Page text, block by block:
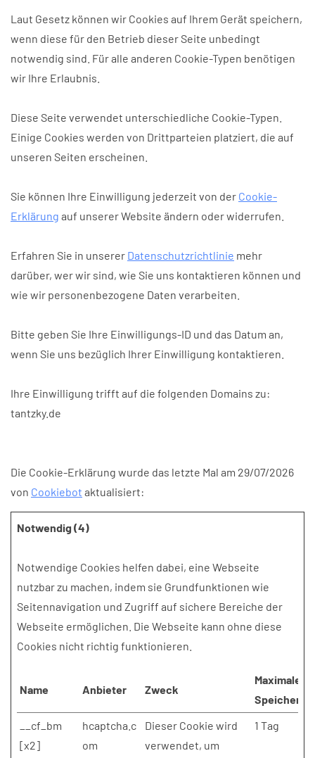
Laut Gesetz können wir Cookies auf Ihrem Gerät speichern,
wenn diese für den Betrieb dieser Seite unbedingt
notwendig sind. Für alle anderen Cookie-Typen benötigen
wir Ihre Erlaubnis.
Diese Seite verwendet unterschiedliche Cookie-Typen.
Einige Cookies werden von Drittparteien platziert, die auf
unseren Seiten erscheinen.
Sie können Ihre Einwilligung jederzeit von der Cookie-
Erklärung auf unserer Website ändern oder widerrufen.
Erfahren Sie in unserer Datenschutzrichtlinie mehr
darüber, wer wir sind, wie Sie uns kontaktieren können und
wie wir personenbezogene Daten verarbeiten.
Bitte geben Sie Ihre Einwilligungs-ID und das Datum an,
wenn Sie uns bezüglich Ihrer Einwilligung kontaktieren.
Ihre Einwilligung trifft auf die folgenden Domains zu:
tantzky.de
Die Cookie-Erklärung wurde das letzte Mal am 29/07/2026
von Cookiebot aktualisiert:
Notwendig (4)
Notwendige Cookies helfen dabei, eine Webseite
nutzbar zu machen, indem sie Grundfunktionen wie
Seitennavigation und Zugriff auf sichere Bereiche der
Webseite ermöglichen. Die Webseite kann ohne diese
Cookies nicht richtig funktionieren.
Name Anbieter Zweck
Maximale
__cf_bm
[x2]
hcaptcha.c
om
Dieser Cookie wird
verwendet, um
1 Tag